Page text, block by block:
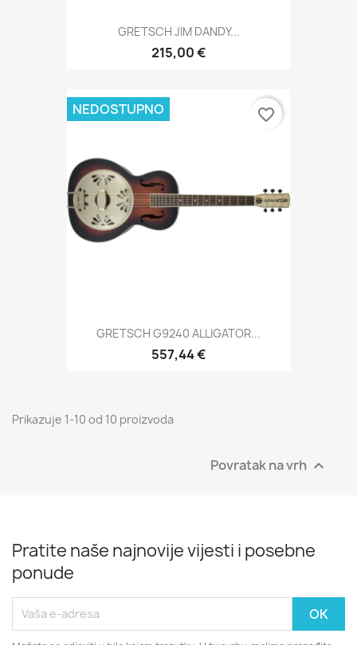
GRETSCH JIM DANDY...
215,00 €
GRETSCH G9240 ALLIGATOR...
557,44 €
NEDOSTUPNO favorite_border
Prikazuje 1-10 od 10 proizvoda
Povratak na vrh 
Pratite naše najnovije vijesti i posebne
ponude